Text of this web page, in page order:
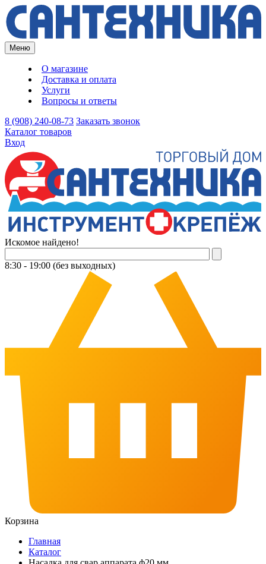
Меню
О магазине
Доставка и оплата
Услуги
Вопросы и ответы
8 (908) 240-08-73 Заказать звонок
Каталог товаров
Вход
Искомое найдено!
8:30 - 19:00 (без выходных)
Корзина
Главная
Каталог